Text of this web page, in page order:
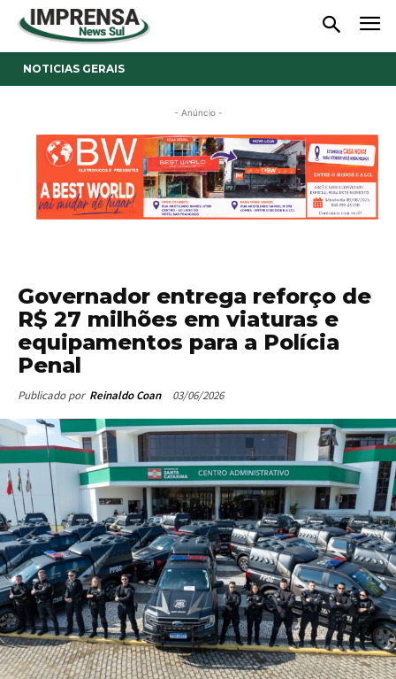
NOTICIAS GERAIS
- Anúncio -
Governador entrega reforço de
R$ 27 milhões em viaturas e
equipamentos para a Polícia
Penal
Publicado por Reinaldo Coan 03/06/2026